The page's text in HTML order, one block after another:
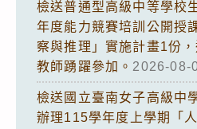
檢送普通型高級中等學校
年度能力競賽培訓公開授
察與推理」實施計畫1份
教師踴躍參加。 2026-08-
檢送國立臺南女子高級中
辦理115學年度上學期「